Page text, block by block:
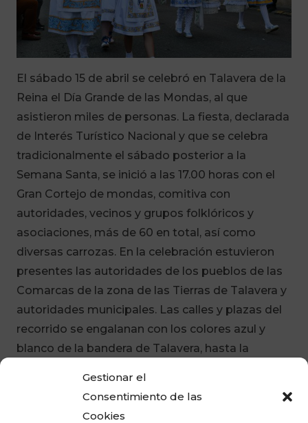
Gestionar el
Consentimiento de las
Cookies
El sábado 15 de abril se celebró en Talavera de la
Reina el Día Grande de las Mondas, al que
asistieron miles de personas. La fiesta, declarada
de Interés Turístico Nacional y que se celebra
tradicionalmente el sábado posterior a la
Semana Santa, se inició a las 17.00 horas con el
Gran Cortejo de mondas, comitiva con
autoridades, vecinos y grupos folklóricos y
asociaciones, más de 60 en total, así como
diversas carrozas. En la celebración estuvieron
presentes las autoridades de los pueblos de las
Comarcas de la zona de las Tierras de Talavera y
autoridades municipales. Las calles y plazas del
recorrido se engalanan con los colores azul y
blanco de la bandera de Talavera, hasta la